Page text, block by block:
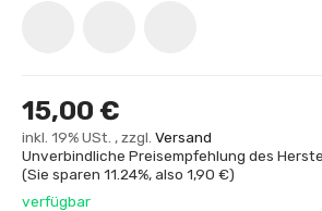
15,00 €
inkl. 19% USt. , zzgl. Versand
Unverbindliche Preisempfehlung des
(Sie sparen 11.24%, also 1,90 €)
verfügbar